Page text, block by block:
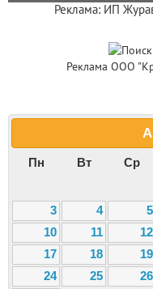
Реклама: ИП
Реклама ООО
Пн Вт Ср
3
4 5
10
11 12
17
18 19
24
25 26